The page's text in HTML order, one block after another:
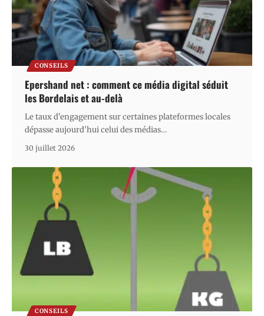
CONSEILS
Epershand net : comment ce média digital séduit
les Bordelais et au-delà
Le taux d'engagement sur certaines plateformes locales
dépasse aujourd'hui celui des médias…
30 juillet 2026
CONSEILS